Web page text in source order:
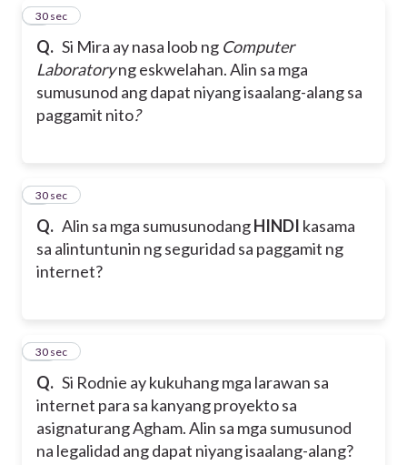
Q. Si Mira ay nasa loob ng Computer
Laboratoryng eskwelahan. Alin sa mga
sumusunod ang dapat niyang isaalang-alang sa
paggamit nito?
8
30 sec
Q. Alin sa mga sumusunodangHINDI kasama
sa alintuntunin ng seguridad sa paggamit ng
internet?
9
30 sec
Q. Si Rodnie ay kukuhang mga larawan sa
internet para sa kanyang proyekto sa
asignaturang Agham. Alin sa mga sumusunod
na legalidad ang dapat niyang isaalang-alang?
10
30 sec